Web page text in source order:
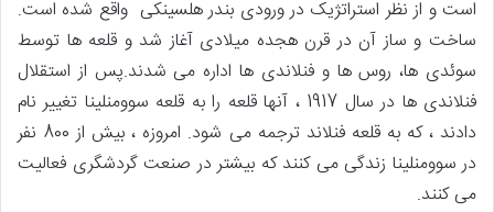
است و از نظر استراتژیک در ورودی بندر هلسینکی واقع شده است.
ساخت و ساز آن در قرن هجده میلادی آغاز شد و قلعه ها توسط
سوئدی ها، روس ها و فنلاندی ها اداره می شدند.پس از استقلال
فنلاندی ها در سال 1917 ، آنها قلعه را به قلعه سوومنلینا تغییر نام
دادند ، که به قلعه فنلاند ترجمه می شود. امروزه ، بیش از 800 نفر
در سوومنلینا زندگی می کنند که بیشتر در صنعت گردشگری فعالیت
می کنند.